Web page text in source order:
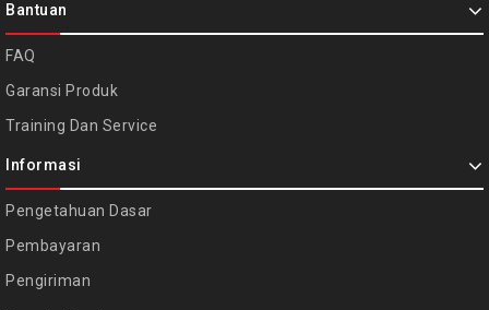
Bantuan
FAQ
Garansi Produk
Training Dan Service
Informasi
Pengetahuan Dasar
Pembayaran
Pengiriman